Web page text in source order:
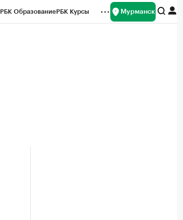
РБК ОбразованиеРБК Курсы Мурманск